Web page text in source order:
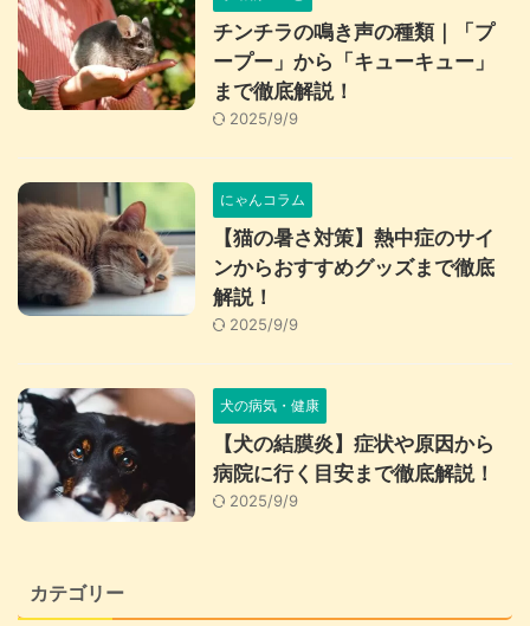
チンチラの鳴き声の種類｜「プ
ープー」から「キューキュー」
まで徹底解説！
2025/9/9
にゃんコラム
【猫の暑さ対策】熱中症のサイ
ンからおすすめグッズまで徹底
解説！
2025/9/9
犬の病気・健康
【犬の結膜炎】症状や原因から
病院に行く目安まで徹底解説！
2025/9/9
カテゴリー